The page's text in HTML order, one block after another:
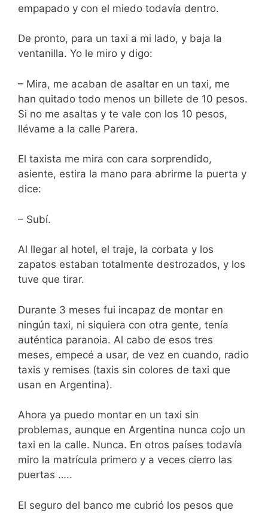
empapado y con el miedo todavía dentro.
De pronto, para un taxi a mi lado, y baja la
ventanilla. Yo le miro y digo:
– Mira, me acaban de asaltar en un taxi, me
han quitado todo menos un billete de 10 pesos.
Si no me asaltas y te vale con los 10 pesos,
llévame a la calle Parera.
El taxista me mira con cara sorprendido,
asiente, estira la mano para abrirme la puerta y
dice:
– Subí.
Al llegar al hotel, el traje, la corbata y los
zapatos estaban totalmente destrozados, y los
tuve que tirar.
Durante 3 meses fui incapaz de montar en
ningún taxi, ni siquiera con otra gente, tenía
auténtica paranoia. Al cabo de esos tres
meses, empecé a usar, de vez en cuando, radio
taxis y remises (taxis sin colores de taxi que
usan en Argentina).
Ahora ya puedo montar en un taxi sin
problemas, aunque en Argentina nunca cojo un
taxi en la calle. Nunca. En otros países todavía
miro la matrícula primero y a veces cierro las
puertas …..
El seguro del banco me cubrió los pesos que